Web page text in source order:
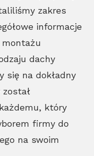
zakres
informacje
dachy
się na dokładny
który
firmy do
na swoim